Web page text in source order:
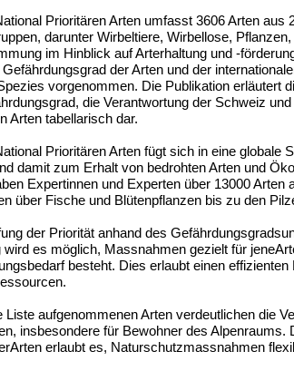
Prioritären Arten umfasst 3606 Arten aus
darunter Wirbeltiere, Wirbellose,
im Hinblick auf Arterhaltung und -
der Arten und der
vorgenommen. Die Publikation erläutert
die Verantwortung der Schweiz
Arten tabellarisch dar.
Prioritären Arten fügt sich in eine globale
damit zum Erhalt von bedrohten Arten und
Expertinnen und Experten über 13000 Arten
über Fische und Blütenpflanzen bis zu den
der Priorität anhand des
wird es möglich, Massnahmen gezielt für
besteht. Dies erlaubt einen
Liste aufgenommenen Arten verdeutlichen die
insbesondere für Bewohner des Alpenraums.
erlaubt es, Naturschutzmassnahmen